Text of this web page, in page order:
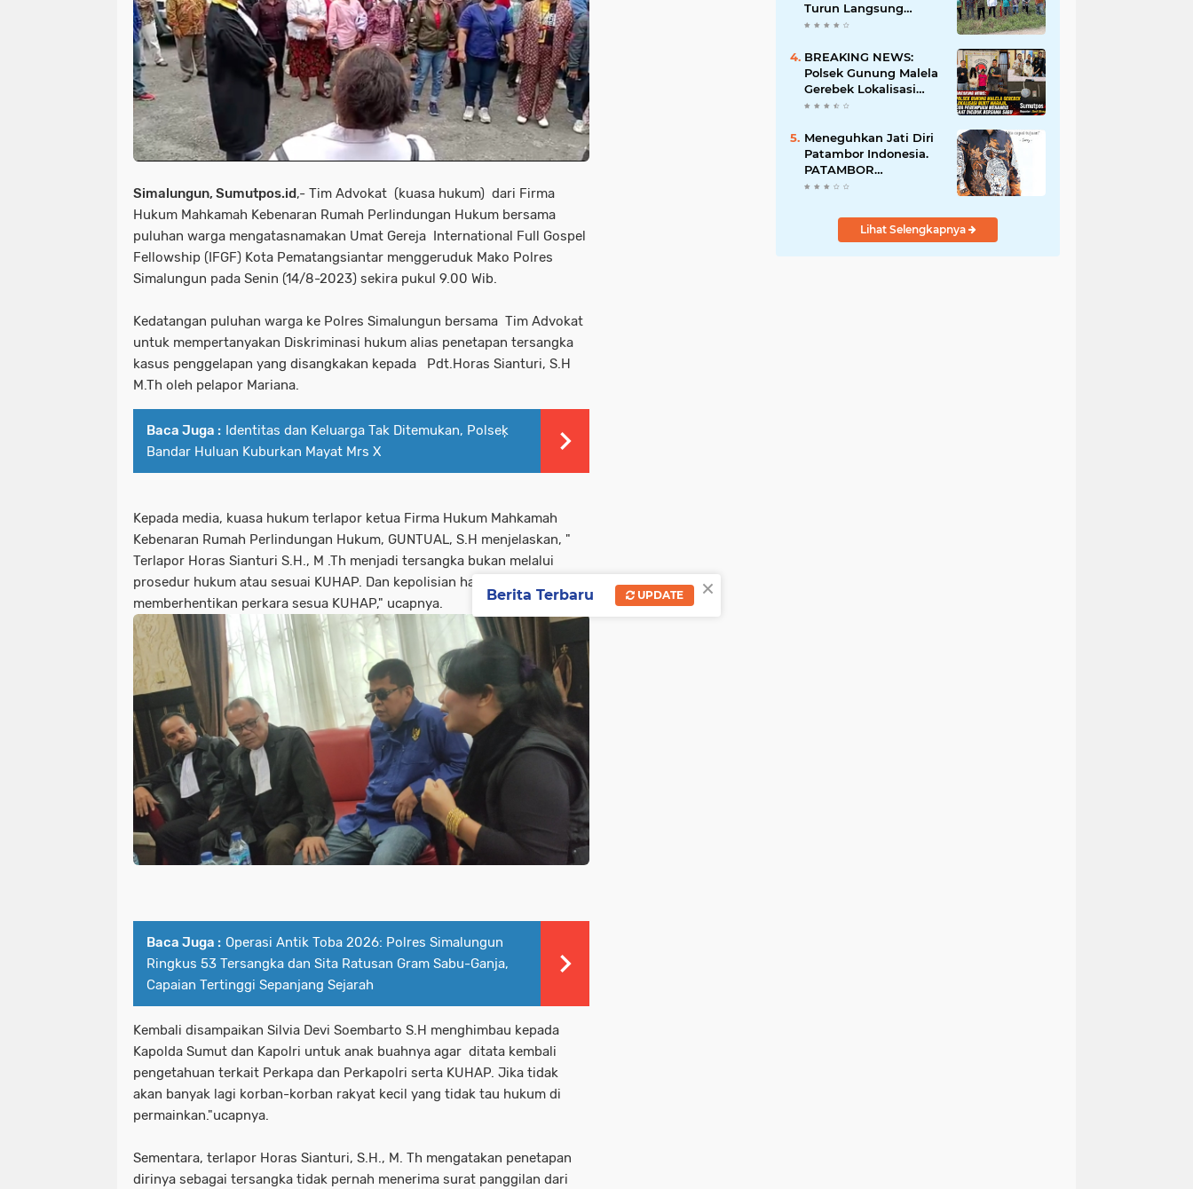
Simalungun, Sumutpos.id,- Tim Advokat (kuasa hukum) dari Firma
Hukum Mahkamah Kebenaran Rumah Perlindungan Hukum bersama
puluhan warga mengatasnamakan Umat Gereja International Full Gospel
Fellowship (IFGF) Kota Pematangsiantar menggeruduk Mako Polres
Simalungun pada Senin (14/8-2023) sekira pukul 9.00 Wib.
Kedatangan puluhan warga ke Polres Simalungun bersama Tim Advokat
untuk mempertanyakan Diskriminasi hukum alias penetapan tersangka
kasus penggelapan yang disangkakan kepada Pdt.Horas Sianturi, S.H
M.Th oleh pelapor Mariana.
Baca Juga : Identitas dan Keluarga Tak Ditemukan, Polseķ
Bandar Huluan Kuburkan Mayat Mrs X
Kepada media, kuasa hukum terlapor ketua Firma Hukum Mahkamah
Kebenaran Rumah Perlindungan Hukum, GUNTUAL, S.H menjelaskan, "
Terlapor Horas Sianturi S.H., M .Th menjadi tersangka bukan melalui
prosedur hukum atau sesuai KUHAP. Dan kepolisian harus
memberhentikan perkara sesua KUHAP," ucapnya.
Baca Juga : Operasi Antik Toba 2026: Polres Simalungun
Ringkus 53 Tersangka dan Sita Ratusan Gram Sabu-Ganja,
Capaian Tertinggi Sepanjang Sejarah
Kembali disampaikan Silvia Devi Soembarto S.H menghimbau kepada
Kapolda Sumut dan Kapolri untuk anak buahnya agar ditata kembali
pengetahuan terkait Perkapa dan Perkapolri serta KUHAP. Jika tidak
akan banyak lagi korban-korban rakyat kecil yang tidak tau hukum di
permainkan."ucapnya.
Sementara, terlapor Horas Sianturi, S.H., M. Th mengatakan penetapan
dirinya sebagai tersangka tidak pernah menerima surat panggilan dari
Turun Langsung
Tinjau Batas Wilayah
Diserobot PT Jatim
Jaya Perkasa
BREAKING NEWS:
Polsek Gunung Malela
Gerebek Lokalisasi
Bukit Maraja, Dua
Saat Diciduk Bersama
Sabu
Meneguhkan Jati Diri
Patambor Indonesia.
PATAMBOR
INDONESIA Akan
Jakarta.
Lihat Selengkapnya
×
Berita Terbaru UPDATE